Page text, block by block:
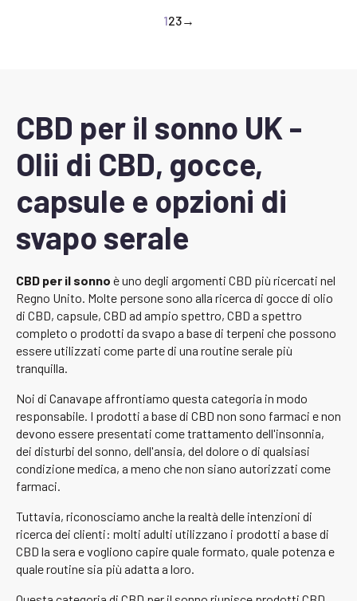
123→
CBD per il sonno UK -
Olii di CBD, gocce,
capsule e opzioni di
svapo serale
CBD per il sonno è uno degli argomenti CBD più ricercati nel
Regno Unito. Molte persone sono alla ricerca di gocce di olio
di CBD, capsule, CBD ad ampio spettro, CBD a spettro
completo o prodotti da svapo a base di terpeni che possono
essere utilizzati come parte di una routine serale più
tranquilla.
Noi di Canavape affrontiamo questa categoria in modo
responsabile. I prodotti a base di CBD non sono farmaci e non
devono essere presentati come trattamento dell'insonnia,
dei disturbi del sonno, dell'ansia, del dolore o di qualsiasi
condizione medica, a meno che non siano autorizzati come
farmaci.
Tuttavia, riconosciamo anche la realtà delle intenzioni di
ricerca dei clienti: molti adulti utilizzano i prodotti a base di
CBD la sera e vogliono capire quale formato, quale potenza e
quale routine sia più adatta a loro.